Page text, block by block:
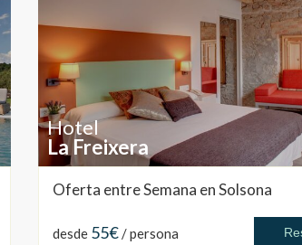
Hotel
La Freixera
Oferta entre Semana en Solsona
desde 55€/ persona